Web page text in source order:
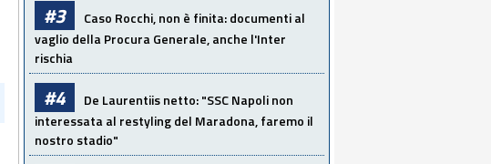
#3
Caso Rocchi, non è finita: documenti al
vaglio della Procura Generale, anche l'Inter
rischia
#4
De Laurentiis netto: "SSC Napoli non
interessata al restyling del Maradona, faremo il
nostro stadio"